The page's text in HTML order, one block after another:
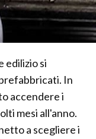
edilizio si
In
accendere i
mesi all'anno.
a scegliere i